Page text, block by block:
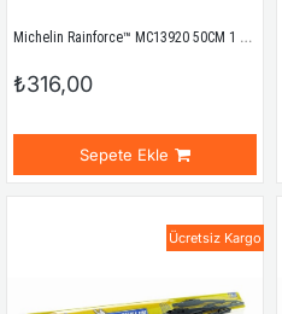
Michelin Rainforce™ MC13920 50CM 1 Adet Universal Telli Silecek
₺316,00
Sepete Ekle
Ücretsiz Kargo